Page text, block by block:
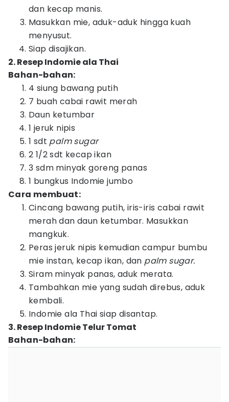
dan kecap manis.
Masukkan mie, aduk-aduk hingga kuah
menyusut.
Siap disajikan.
2. Resep Indomie ala Thai
Bahan-bahan:
4 siung bawang putih
7 buah cabai rawit merah
Daun ketumbar
1 jeruk nipis
1 sdt palm sugar
2 1/2 sdt kecap ikan
3 sdm minyak goreng panas
1 bungkus Indomie jumbo
Cara membuat:
Cincang bawang putih, iris-iris cabai rawit
merah dan daun ketumbar. Masukkan
mangkuk.
Peras jeruk nipis kemudian campur bumbu
mie instan, kecap ikan, dan palm sugar.
Siram minyak panas, aduk merata.
Tambahkan mie yang sudah direbus, aduk
kembali.
Indomie ala Thai siap disantap.
3. Resep Indomie Telur Tomat
Bahan-bahan: